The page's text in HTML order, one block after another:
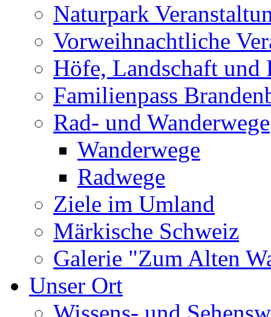
Naturpark
Vorweihnachtliche
Höfe, Landschaft und
Familienpass
Rad- und Wanderwege
Wanderwege
Radwege
Ziele im Umland
Märkische Schweiz
Galerie "Zum Alten
Unser Ort